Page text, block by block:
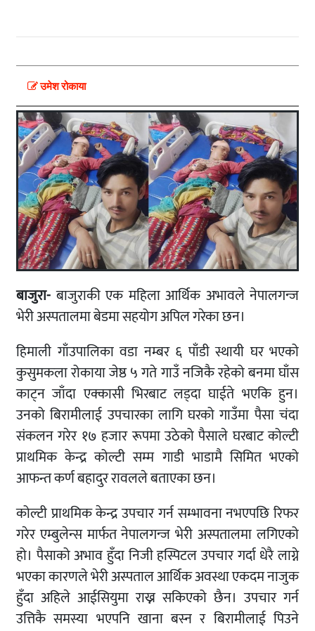
उमेश रोकाया
बाजुरा- बाजुराकी एक महिला आर्थिक अभावले नेपालगन्ज
भेरी अस्पतालमा बेडमा सहयोग अपिल गरेका छन।
हिमाली गाँउपालिका वडा नम्बर ६ पाँडी स्थायी घर भएको
कुसुमकला रोकाया जेष्ठ ५ गते गाउँ नजिकै रहेको बनमा घाँस
काट्न जाँदा एक्कासी भिरबाट लड्दा घाईते भएकि हुन।
उनको बिरामीलाई उपचारका लागि घरको गाउँमा पैसा चंदा
संकलन गरेर १७ हजार रूपमा उठेको पैसाले घरबाट कोल्टी
प्राथमिक केन्द्र कोल्टी सम्म गाडी भाडामै सिमित भएको
आफन्त कर्ण बहादुर रावलले बताएका छन।
कोल्टी प्राथमिक केन्द्र उपचार गर्न सम्भावना नभएपछि रिफर
गरेर एम्बुलेन्स मार्फत नेपालगन्ज भेरी अस्पतालमा लगिएको
हो। पैसाको अभाव हुँदा निजी हस्पिटल उपचार गर्दा धेरै लाग्ने
भएका कारणले भेरी अस्पताल आर्थिक अवस्था एकदम नाजुक
हुँदा अहिले आईसियुमा राख्न सकिएको छैन। उपचार गर्न
उत्तिकै समस्या भएपनि खाना बस्न र बिरामीलाई पिउने